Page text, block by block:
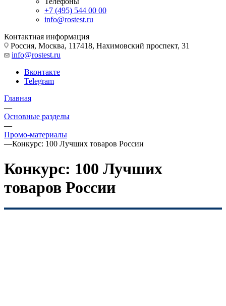
+7 (495) 544 00 00
info@rostest.ru
Контактная информация
Россия, Москва, 117418, Нахимовский проспект, 31
info@rostest.ru
Вконтакте
Telegram
Главная
—
Основные разделы
—
Промо-материалы
—Конкурс: 100 Лучших товаров России
Конкурс: 100 Лучших
товаров России